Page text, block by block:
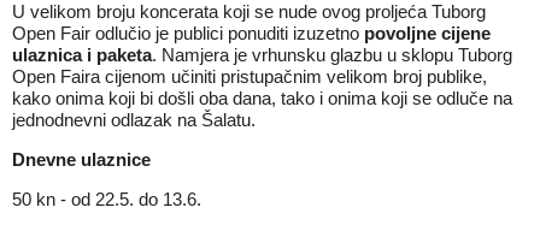
U velikom broju koncerata koji se nude ovog proljeća Tuborg
Open Fair odlučio je publici ponuditi izuzetno povoljne cijene
ulaznica i paketa. Namjera je vrhunsku glazbu u sklopu Tuborg
Open Faira cijenom učiniti pristupačnim velikom broj publike,
kako onima koji bi došli oba dana, tako i onima koji se odluče na
jednodnevni odlazak na Šalatu.
Dnevne ulaznice
50 kn - od 22.5. do 13.6.